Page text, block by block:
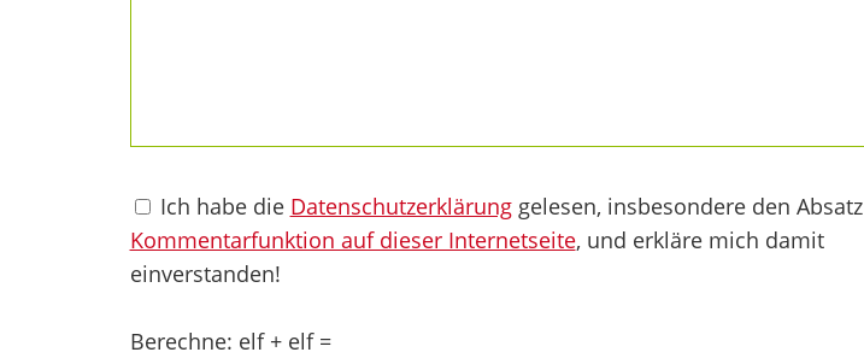
Ich habe die Datenschutzerklärunggelesen, insbesondere den Absatz
Kommentarfunktion auf dieser Internetseite, und erkläre mich damit
einverstanden!
Berechne: elf + elf =